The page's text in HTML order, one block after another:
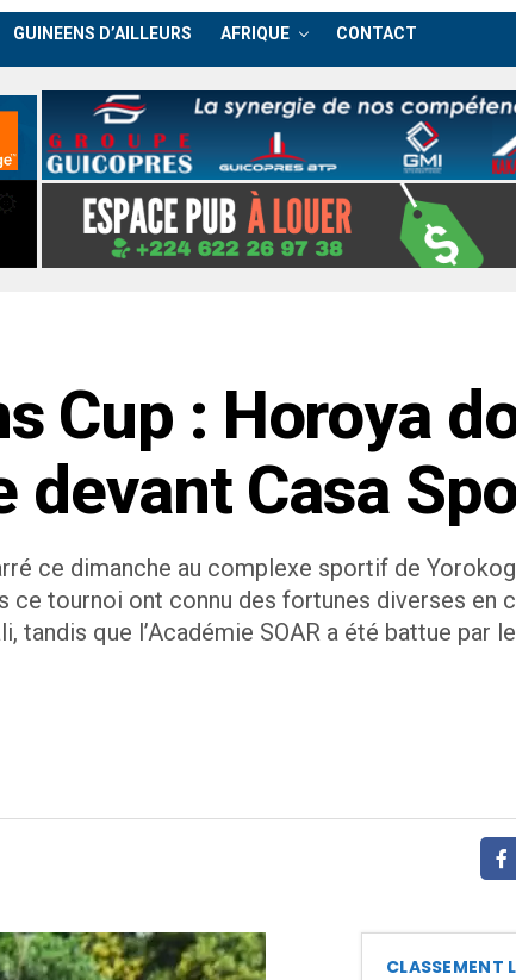
GUINEENS D’AILLEURS AFRIQUE CONTACT
Cup : Horoya
devant Casa
ce dimanche au complexe sportif de
ce tournoi ont connu des fortunes diverses en
tandis que l’Académie SOAR a été battue par
CLASSEMENT